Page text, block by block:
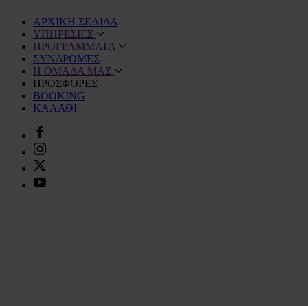
ΑΡΧΙΚΗ ΣΕΛΙΔΑ
ΥΠΗΡΕΣΙΕΣ
ΠΡΟΓΡΑΜΜΑΤΑ
ΣΥΝΔΡΟΜΕΣ
Η ΟΜΑΔΑ ΜΑΣ
ΠΡΟΣΦΟΡΕΣ
BOOKING
ΚΑΛΑΘΙ